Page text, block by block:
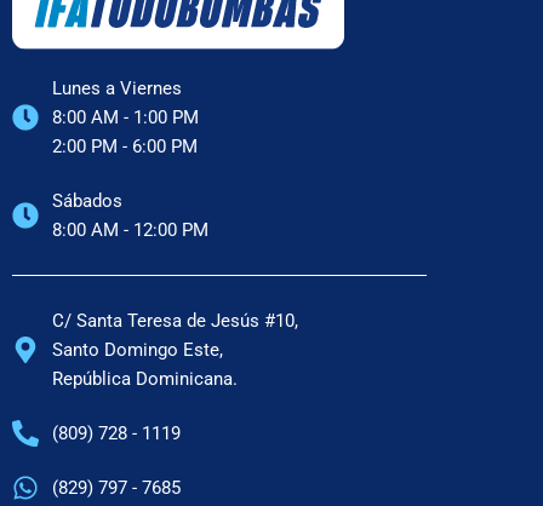
Lunes a Viernes
8:00 AM - 1:00 PM
2:00 PM - 6:00 PM
Sábados
8:00 AM - 12:00 PM
C/ Santa Teresa de Jesús #10,
Santo Domingo Este,
República Dominicana.
(809) 728 - 1119
(829) 797 - 7685